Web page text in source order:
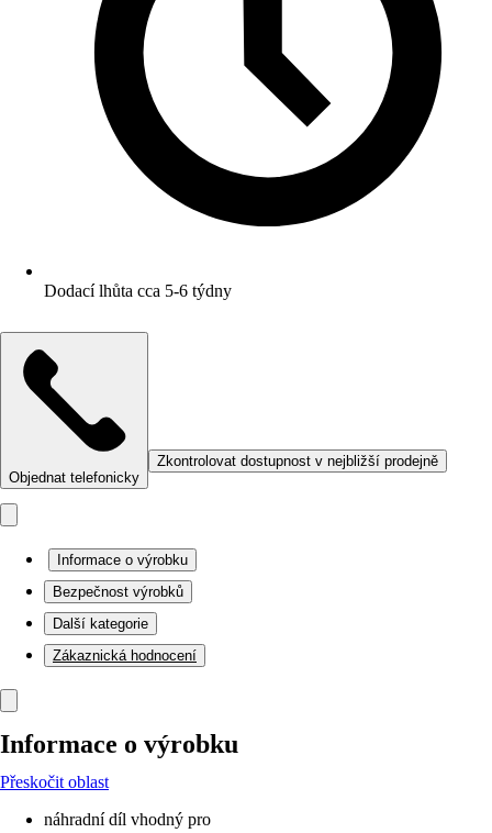
Dodací lhůta cca 5-6 týdny
Objednat telefonicky
Zkontrolovat dostupnost v nejbližší prodejně
Informace o výrobku
Bezpečnost výrobků
Další kategorie
Zákaznická hodnocení
Informace o výrobku
Přeskočit oblast
náhradní díl vhodný pro